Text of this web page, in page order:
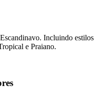
Incluindo estilos
e Praiano.